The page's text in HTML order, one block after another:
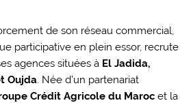
de son réseau commercial,
participative en plein essor, recrute
agences situées à El Jadida,
Oujda. Née d’un partenariat
Crédit Agricole du Maroc et la